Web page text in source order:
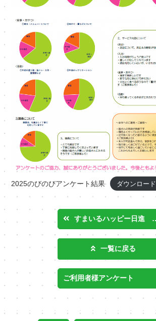
2025のびのびアンケート結果 ダウンロード
すまいるハッピー日進 七夕
一覧に戻る
ご利用者様アンケート